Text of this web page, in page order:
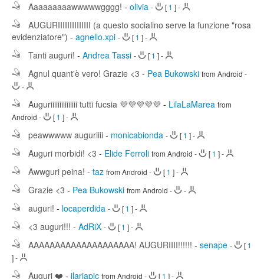
Aaaaaaaaawwwwwgggg! - olivia - [ 1 ]-
AUGURIIIIIIIIIIIIII (a questo socialino serve la funzione "rosa
evidenziatore") - agnello.xpi - [ 1 ]-
Tanti auguri! - Andrea Tassi - [ 1 ]-
Agnul quant'è vero! Grazie <3 - Pea Bukowski from Android -
-
Auguriiiiiiiiiiiiiii tutti fucsia 💜💜💜💜💜 - LilaLaMarea from
Android - [ 1 ]-
peawwwww auguriiii - monicabionda - [ 1 ]-
Auguri morbidi! <3 - Elide Ferroli from Android - [ 1 ]-
Awwguri peina! - taz from Android - [ 1 ]-
Grazie <3 - Pea Bukowski from Android - -
auguri! - locaperdida - [ 1 ]-
<3 auguri!!! - AdRiX - [ 1 ]-
AAAAAAAAAAAAAAAAAAAA! AUGURIIII!!!!!! - senape - [ 1
]-
Auguri ❤️ - ilariapic from Android - [ 1 ]-